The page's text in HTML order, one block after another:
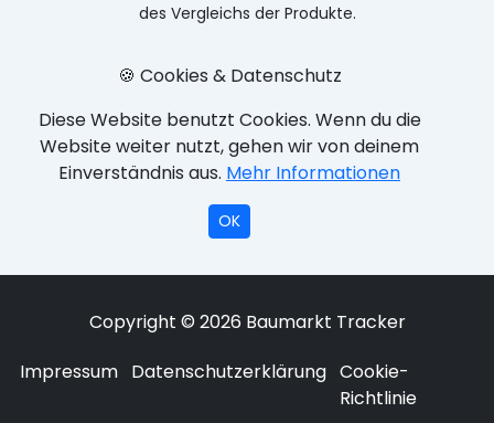
des Vergleichs der Produkte.
🍪 Cookies & Datenschutz
Diese Website benutzt Cookies. Wenn du die
Website weiter nutzt, gehen wir von deinem
Einverständnis aus. Mehr Informationen
OK
Copyright © 2026 Baumarkt Tracker
Impressum Datenschutzerklärung Cookie-
Richtlinie